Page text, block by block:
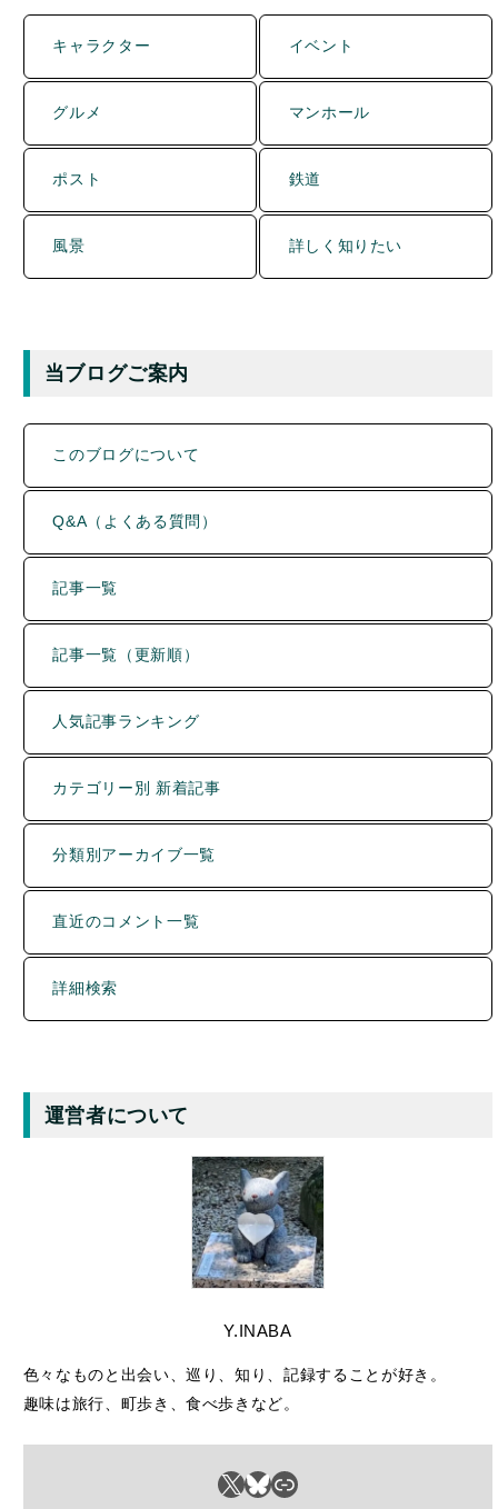
キャラクター イベント
グルメ マンホール
ポスト 鉄道
風景 詳しく知りたい
当ブログご案内
このブログについて
Q&A（よくある質問）
記事一覧
記事一覧（更新順）
人気記事ランキング
カテゴリー別 新着記事
分類別アーカイブ一覧
直近のコメント一覧
詳細検索
運営者について
Y.INABA
色々なものと出会い、巡り、知り、記録することが好き。
趣味は旅行、町歩き、食べ歩きなど。
X Bluesky リンク